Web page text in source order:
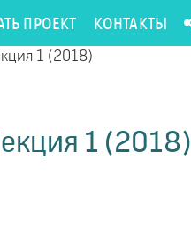
ПРОЕКТ КОНТАКТЫ
1 (2018)
1 (2018)